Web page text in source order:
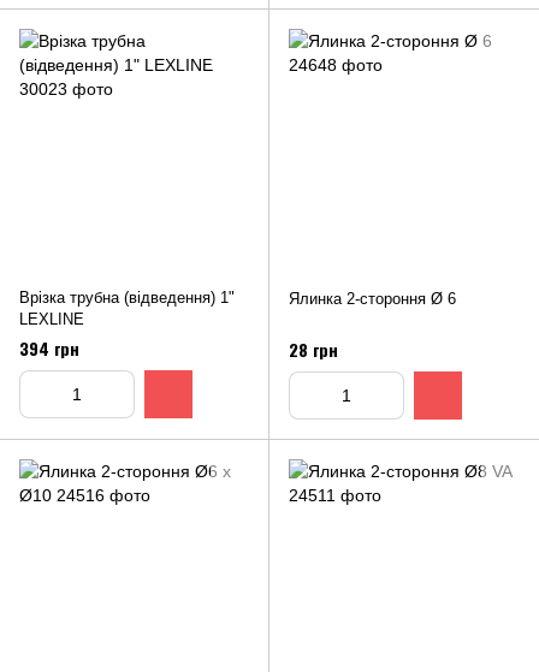
Врізка трубна (відведення) 1"
LEXLINE
394 грн
Ялинка 2-стороння Ø 6
28 грн